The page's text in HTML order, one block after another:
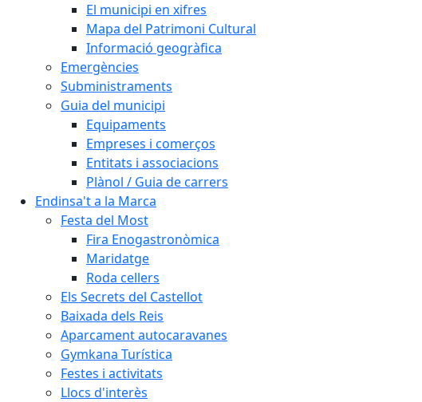
El municipi en xifres
Mapa del Patrimoni Cultural
Informació geogràfica
Emergències
Subministraments
Guia del municipi
Equipaments
Empreses i comerços
Entitats i associacions
Plànol / Guia de carrers
Endinsa't a la Marca
Festa del Most
Fira Enogastronòmica
Maridatge
Roda cellers
Els Secrets del Castellot
Baixada dels Reis
Aparcament autocaravanes
Gymkana Turística
Festes i activitats
Llocs d'interès